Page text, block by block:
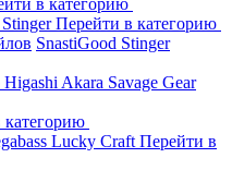
в категорию
StingerПерейти в категорию
SnastiGood Stinger
Higashi Akara Savage Gear
Lucky Craft Перейти в